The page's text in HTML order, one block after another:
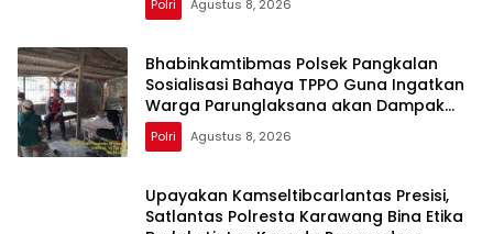
Polri Agustus 8, 2026
Bhabinkamtibmas Polsek Pangkalan
Sosialisasi Bahaya TPPO Guna Ingatkan
Warga Parunglaksana akan Dampak
Buruknya
Polri Agustus 8, 2026
Upayakan Kamseltibcarlantas Presisi,
Satlantas Polresta Karawang Bina Etika